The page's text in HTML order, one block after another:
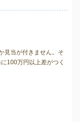
見当が付きません。そ
100万円以上差がつく